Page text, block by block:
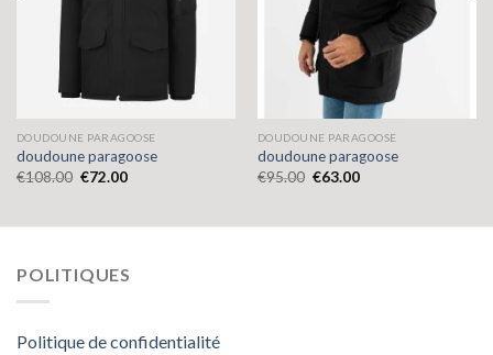
DOUDOUNE PARAGOOSE
doudoune paragoose
€108.00 €72.00
DOUDOUNE PARAGOOSE
doudoune paragoose
€95.00 €63.00
POLITIQUES
Politique de confidentialité